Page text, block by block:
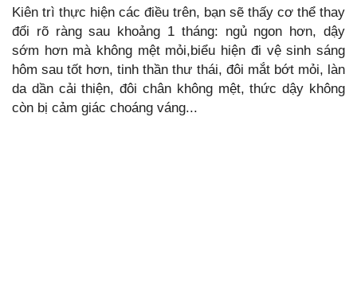
Kiên trì thực hiện các điều trên, bạn sẽ thấy cơ thể thay
đổi rõ ràng sau khoảng 1 tháng: ngủ ngon hơn, dậy
sớm hơn mà không mệt mỏi,biểu hiện đi vệ sinh sáng
hôm sau tốt hơn, tinh thần thư thái, đôi mắt bớt mỏi, làn
da dần cải thiện, đôi chân không mệt, thức dậy không
còn bị cảm giác choáng váng...